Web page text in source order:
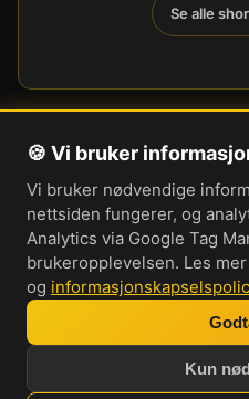
Se alle
Cookie-
Investorprat
🍪 Vi bruker
Vi bruker nødvendige
nettsiden fungerer, og
Analytics via Google Tag
brukeropplevelsen. Les
og
Kun